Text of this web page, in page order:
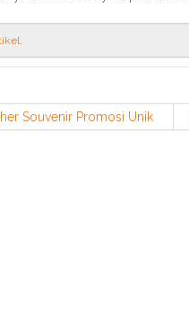
.
Souvenir Promosi Unik